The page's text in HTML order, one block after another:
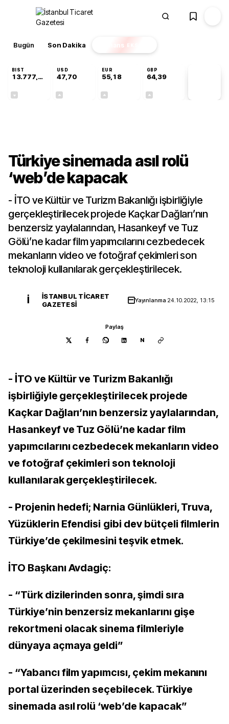
Bugün Son Dakika Finans EKSTRA
BIST
13.777,39
USD
47,70
EUR
55,18
GBP
64,39
Türkiye sinemada asıl rolü
‘web’de kapacak
- İTO ve Kültür ve Turizm Bakanlığı işbirliğiyle
gerçekleştirilecek projede Kaçkar Dağları’nın
benzersiz yaylalarından, Hasankeyf ve Tuz
Gölü’ne kadar film yapımcılarını cezbedecek
mekanların video ve fotoğraf çekimleri son
teknoloji kullanılarak gerçekleştirilecek.
İ
İSTANBUL TICARET
GAZETESI
Yayınlanma 24.10.2022, 13:15
Paylaş
N
- İTO ve Kültür ve Turizm Bakanlığı
işbirliğiyle gerçekleştirilecek projede
Kaçkar Dağları’nın benzersiz yaylalarından,
Hasankeyf ve Tuz Gölü’ne kadar film
yapımcılarını cezbedecek mekanların video
ve fotoğraf çekimleri son teknoloji
kullanılarak gerçekleştirilecek.
- Projenin hedefi; Narnia Günlükleri, Truva,
Yüzüklerin Efendisi gibi dev bütçeli filmlerin
Türkiye’de çekilmesini teşvik etmek.
İTO Başkanı Avdagiç:
- “Türk dizilerinden sonra, şimdi sıra
Türkiye’nin benzersiz mekanlarını gişe
rekortmeni olacak sinema filmleriyle
dünyaya açmaya geldi”
- “Yabancı film yapımcısı, çekim mekanını
portal üzerinden seçebilecek. Türkiye
sinemada asıl rolü ‘web’de kapacak”